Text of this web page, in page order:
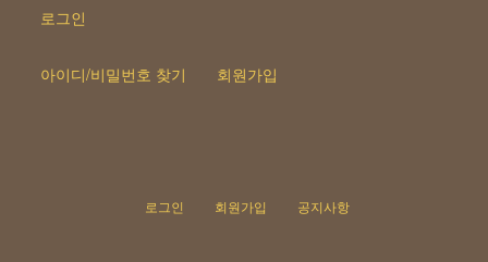
로그인
아이디/비밀번호 찾기 회원가입
로그인 회원가입 공지사항